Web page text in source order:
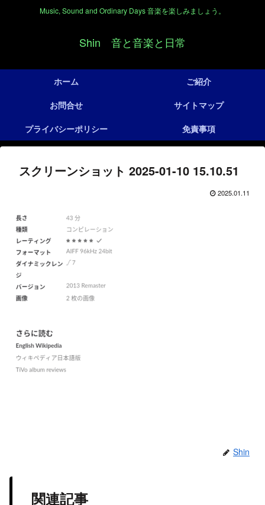
Music, Sound and Ordinary Days 音楽を楽しみましょう。
Shin 音と音楽と日常
ホーム
ご紹介
お問合せ
サイトマップ
プライバシーポリシー
免責事項
スクリーンショット 2025-01-10 15.10.51
2025.01.11
Shin
関連記事